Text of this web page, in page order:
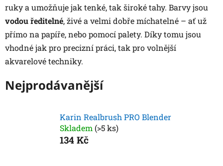
ruky a umožňuje jak tenké, tak široké tahy. Barvy jsou
vodou ředitelné, živé a velmi dobře míchatelné – ať už
přímo na papíře, nebo pomocí palety. Díky tomu jsou
vhodné jak pro precizní práci, tak pro volnější
akvarelové techniky.
Nejprodávanější
Karin Realbrush PRO Blender
Skladem (>5 ks)
134 Kč